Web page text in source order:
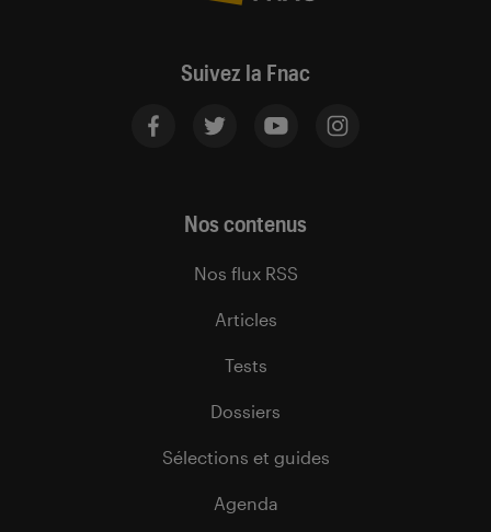
Suivez la Fnac
Nos contenus
Nos flux RSS
Articles
Tests
Dossiers
Sélections et guides
Agenda